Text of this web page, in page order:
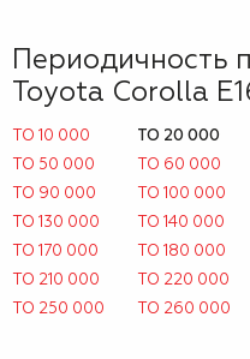
Периодичность
Toyota Corolla
ТО 10 000 ТО 20 000
ТО 50 000
ТО 60 000
ТО 90 000
ТО 100 000
ТО 130 000
ТО 140 000
ТО 170 000
ТО 180 000
ТО 210 000
ТО 220 000
ТО 250 000
ТО 260 000